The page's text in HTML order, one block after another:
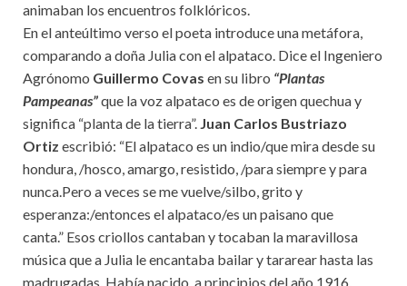
animaban los encuentros folklóricos.
En el anteúltimo verso el poeta introduce una metáfora,
comparando a doña Julia con el alpataco. Dice el Ingeniero
Agrónomo Guillermo Covas en su libro “Plantas
Pampeanas”que la voz alpataco es de origen quechua y
significa “planta de la tierra”. Juan Carlos Bustriazo
Ortiz escribió: “El alpataco es un indio/que mira desde su
hondura, /hosco, amargo, resistido, /para siempre y para
nunca.Pero a veces se me vuelve/silbo, grito y
esperanza:/entonces el alpataco/es un paisano que
canta.” Esos criollos cantaban y tocaban la maravillosa
música que a Julia le encantaba bailar y tararear hasta las
madrugadas. Había nacido a principios del año 1916,